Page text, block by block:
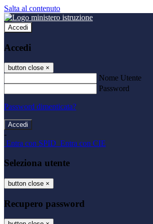
Salta al contenuto
Accedi
Accedi
button close ×
Nome Utente
Password
Password dimenticata?
-
Entra con SPID Entra con CIE
Seleziona utente
button close ×
Recupero password